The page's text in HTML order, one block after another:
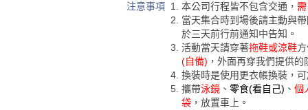
注意事項 本公司行程皆不包含交通，
當天集合時到場後請主動與
於三天前行前通知中告知。
活動當天請穿著拖鞋或涼鞋
(自備) ，外面再穿我們提供的
換裝時是使用更衣帳換裝，
攜帶泳鏡 、 零食(看自己) 、 個
袋 ，放置車上。